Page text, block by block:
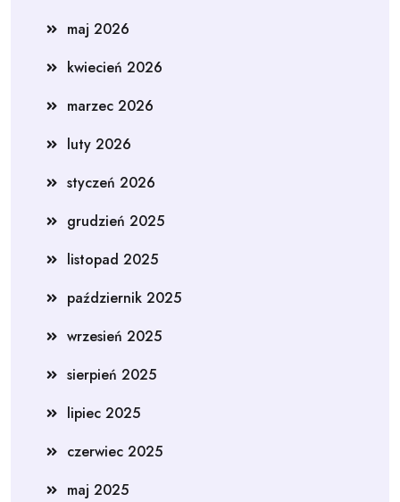
maj 2026
kwiecień 2026
marzec 2026
luty 2026
styczeń 2026
grudzień 2025
listopad 2025
październik 2025
wrzesień 2025
sierpień 2025
lipiec 2025
czerwiec 2025
maj 2025